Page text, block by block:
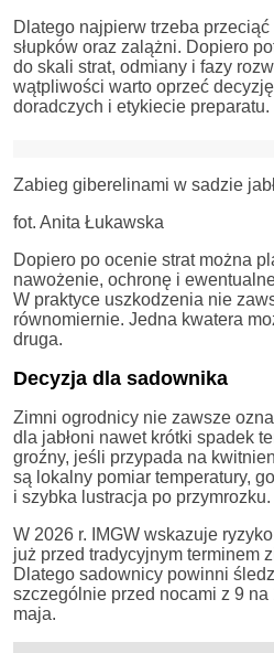
Dlatego najpierw trzeba
słupków oraz zalążni. Dopiero
do skali strat, odmiany i fazy
wątpliwości warto oprzeć
doradczych i etykiecie preparatu.
Zabieg giberelinami w sadzie
fot. Anita Łukawska
Dopiero po ocenie strat można
nawożenie, ochronę i
W praktyce uszkodzenia nie
równomiernie. Jedna kwatera
druga.
Decyzja dla sadownika
Zimni ogrodnicy nie zawsze
dla jabłoni nawet krótki spadek
groźny, jeśli przypada na
są lokalny pomiar temperatury,
i szybka lustracja po przymrozku.
W 2026 r. IMGW wskazuje
już przed tradycyjnym terminem
Dlatego sadownicy powinni
szczególnie przed nocami z 9
maja.